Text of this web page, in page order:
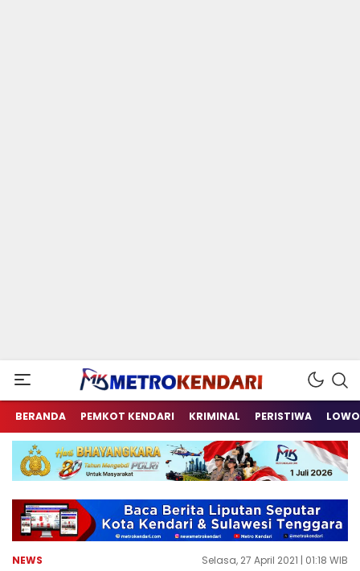
metrokendari
Berita Terkini Sulawesi Tenggara
BERANDA PEMKOT KENDARI KRIMINAL PERISTIWA
NEWS Selasa, 27 April 2021 | 01:18 WIB